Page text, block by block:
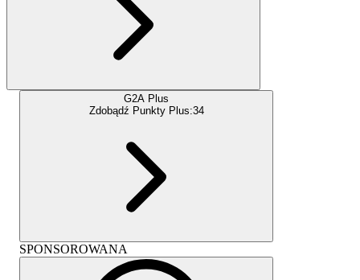
G2A Plus
Zdobądź Punkty Plus:34
SPONSOROWANA